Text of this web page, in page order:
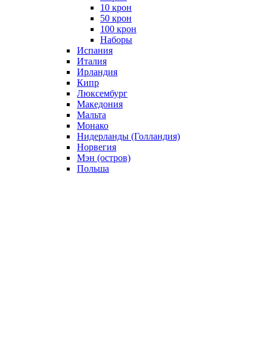
10 крон
50 крон
100 крон
Наборы
Испания
Италия
Ирландия
Кипр
Люксембург
Македония
Мальта
Монако
Нидерланды (Голландия)
Норвегия
Мэн (остров)
Польша